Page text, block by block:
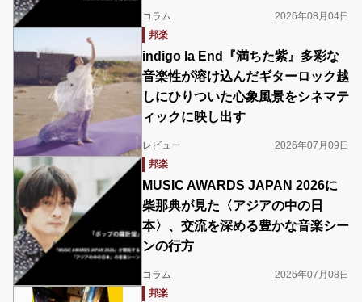
コラム
2026年08月04日
邦楽
indigo la End『満ちた紫』多彩な
音楽性が溶け込んだギターロック越
しにひりついた心象風景をシネマテ
ィックに映し出す
レビュー
2026年07月09日
邦楽
MUSIC AWARDS JAPAN 2026に
柴那典が見た〈アジアの中の日
本〉、交流を深める豊かな音楽シー
ンの行方
コラム
2026年07月08日
邦楽